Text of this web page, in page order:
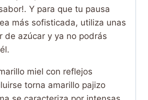
Y para que tu pausa
más sofisticada, utiliza unas
de azúcar y ya no podrás
miel con reflejos
torna amarillo pajizo